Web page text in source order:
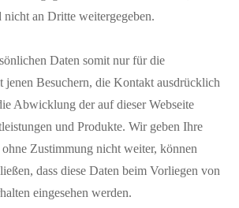
nicht an Dritte weitergegeben.
Daten somit nur für die
Besuchern, die Kontakt ausdrücklich
Abwicklung der auf dieser Webseite
und Produkte. Wir geben Ihre
Zustimmung nicht weiter, können
dass diese Daten beim Vorliegen von
eingesehen werden.